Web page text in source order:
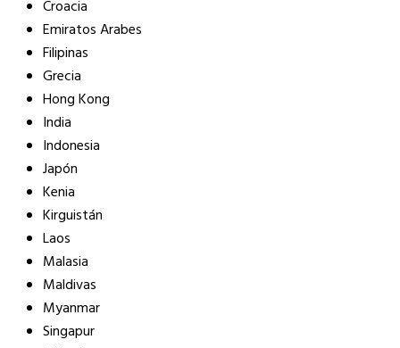
Croacia
Emiratos Arabes
Filipinas
Grecia
Hong Kong
India
Indonesia
Japón
Kenia
Kirguistán
Laos
Malasia
Maldivas
Myanmar
Singapur